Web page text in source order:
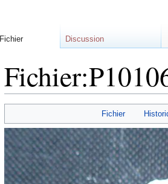
Fichier
Fichier Discussion